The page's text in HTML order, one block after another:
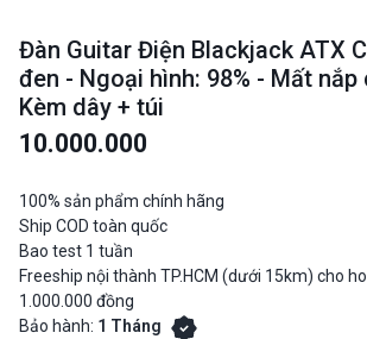
Đàn Guitar Điện Blackjack ATX
đen - Ngoại hình: 98% - Mất nắp
Kèm dây + túi
10.000.000
100% sản phẩm chính hãng
Ship COD toàn quốc
Bao test 1 tuần
Freeship nội thành TP.HCM (dưới 15km) cho
1.000.000 đồng
Bảo hành: 1 Tháng